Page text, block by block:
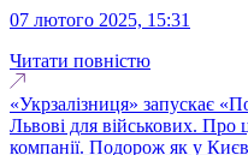
07 лютого 2025, 15:31
Читати повністю
«Укрзалізниця» запускає
Львові для військових. Про
компанії. Подорож як у